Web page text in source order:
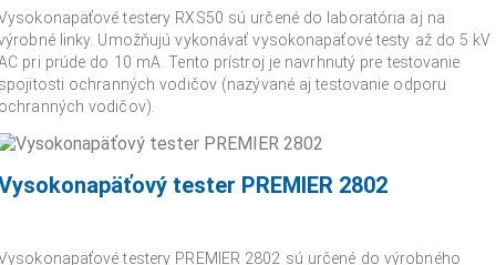
testery RXS50 sú určené do laboratória aj na
linky. Umožňujú vykonávať vysokonapäťové testy až do 5 kV
pri prúde do 10 mA. Tento prístroj je navrhnutý pre testovanie
ochranných vodičov (nazývané aj testovanie odporu
vodičov).
tester PREMIER 2802
testery PREMIER 2802 sú určené do výrobného